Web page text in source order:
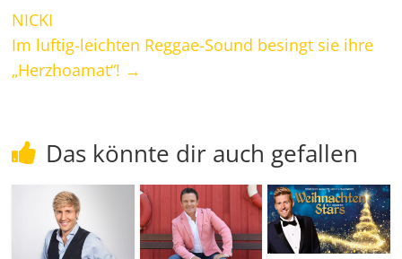
NICKI
Im luftig-leichten Reggae-Sound besingt sie ihre
„Herzhoamat“! →
Das könnte dir auch gefallen